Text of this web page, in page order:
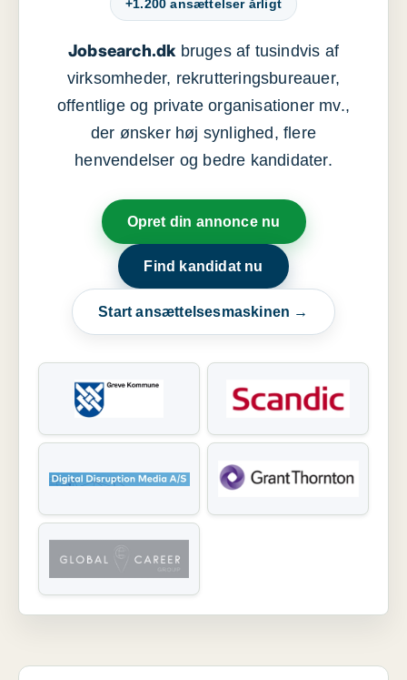
+1.200 ansættelser årligt
Jobsearch.dkbruges af tusindvis af
virksomheder, rekrutteringsbureauer,
offentlige og private organisationer mv.,
der ønsker høj synlighed, flere
henvendelser og bedre kandidater.
Opret din annonce nu
Find kandidat nu
Start ansættelsesmaskinen →